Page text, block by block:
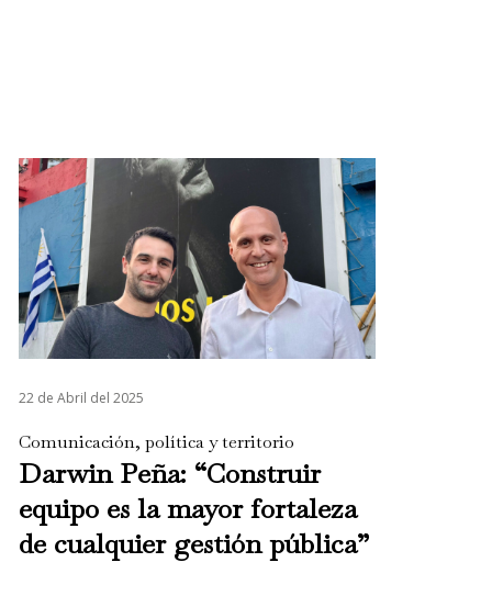
22 de Abril del 2025
Comunicación, política y territorio
Darwin Peña: “Construir
equipo es la mayor fortaleza
de cualquier gestión pública”